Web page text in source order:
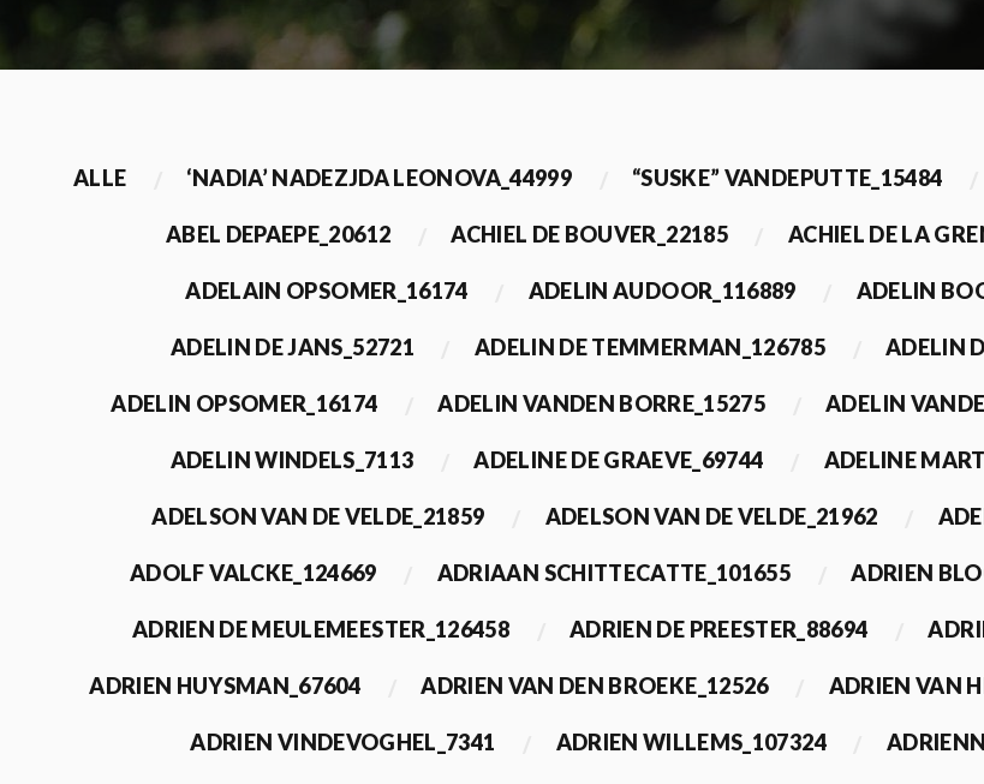
ALLE ‘NADIA’ NADEZJDA LEONOVA_44999 “SUSKE” VANDEPUTTE_15484
ABEL DEPAEPE_20612 ACHIEL DE BOUVER_22185 ACHIEL DE LA
ADELAIN OPSOMER_16174 ADELIN AUDOOR_116889 ADELIN
ADELIN DE JANS_52721 ADELIN DE TEMMERMAN_126785 ADELIN
ADELIN OPSOMER_16174 ADELIN VANDEN BORRE_15275 ADELIN
ADELIN WINDELS_7113 ADELINE DE GRAEVE_69744 ADELINE
ADELSON VAN DE VELDE_21859 ADELSON VAN DE VELDE_21962
ADOLF VALCKE_124669 ADRIAAN SCHITTECATTE_101655 ADRIEN
ADRIEN DE MEULEMEESTER_126458 ADRIEN DE PREESTER_88694
ADRIEN HUYSMAN_67604 ADRIEN VAN DEN BROEKE_12526 ADRIEN VAN
ADRIEN VINDEVOGHEL_7341 ADRIEN WILLEMS_107324